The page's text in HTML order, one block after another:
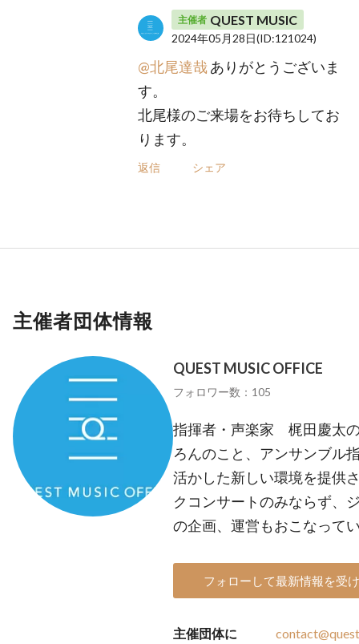
主催者 QUEST MUSIC
2024年05月28日(ID:121024)
@北尾達哉ありがとうございま
す。
北尾様のご来場をお待ちしてお
ります。
返信 シェア
主催者団体情報
QUEST MUSIC OFFICE
フォロワー数：105
指揮者・声楽家 梶田慶太
ろんのこと、アンサンブル
活かした新しい環境を提供
クコンサートのみならず、
の企画、運営もおこなって
フォローして最新情報を受
主催団体に